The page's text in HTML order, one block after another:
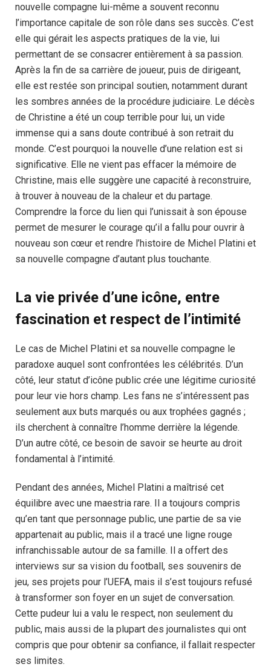
nouvelle compagne lui-même a souvent reconnu
l’importance capitale de son rôle dans ses succès. C’est
elle qui gérait les aspects pratiques de la vie, lui
permettant de se consacrer entièrement à sa passion.
Après la fin de sa carrière de joueur, puis de dirigeant,
elle est restée son principal soutien, notamment durant
les sombres années de la procédure judiciaire. Le décès
de Christine a été un coup terrible pour lui, un vide
immense qui a sans doute contribué à son retrait du
monde. C’est pourquoi la nouvelle d’une relation est si
significative. Elle ne vient pas effacer la mémoire de
Christine, mais elle suggère une capacité à reconstruire,
à trouver à nouveau de la chaleur et du partage.
Comprendre la force du lien qui l’unissait à son épouse
permet de mesurer le courage qu’il a fallu pour ouvrir à
nouveau son cœur et rendre l’histoire de Michel Platini et
sa nouvelle compagne d’autant plus touchante.
La vie privée d’une icône, entre
fascination et respect de l’intimité
Le cas de Michel Platini et sa nouvelle compagne le
paradoxe auquel sont confrontées les célébrités. D’un
côté, leur statut d’icône public crée une légitime curiosité
pour leur vie hors champ. Les fans ne s’intéressent pas
seulement aux buts marqués ou aux trophées gagnés ;
ils cherchent à connaître l’homme derrière la légende.
D’un autre côté, ce besoin de savoir se heurte au droit
fondamental à l’intimité.
Pendant des années, Michel Platini a maîtrisé cet
équilibre avec une maestria rare. Il a toujours compris
qu’en tant que personnage public, une partie de sa vie
appartenait au public, mais il a tracé une ligne rouge
infranchissable autour de sa famille. Il a offert des
interviews sur sa vision du football, ses souvenirs de
jeu, ses projets pour l’UEFA, mais il s’est toujours refusé
à transformer son foyer en un sujet de conversation.
Cette pudeur lui a valu le respect, non seulement du
public, mais aussi de la plupart des journalistes qui ont
compris que pour obtenir sa confiance, il fallait respecter
ses limites.